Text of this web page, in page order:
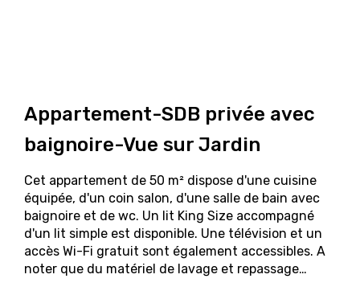
Appartement-SDB privée avec
baignoire-Vue sur Jardin
Cet appartement de 50 m² dispose d'une cuisine
équipée, d'un coin salon, d'une salle de bain avec
baignoire et de wc. Un lit King Size accompagné
d'un lit simple est disponible. Une télévision et un
accès Wi-Fi gratuit sont également accessibles. A
noter que du matériel de lavage et repassage…